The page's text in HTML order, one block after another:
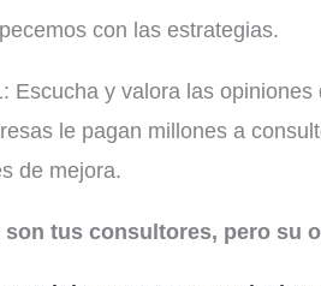
con las estrategias.
Escucha y valora las opiniones
le pagan millones a
de mejora.
son tus consultores, pero su